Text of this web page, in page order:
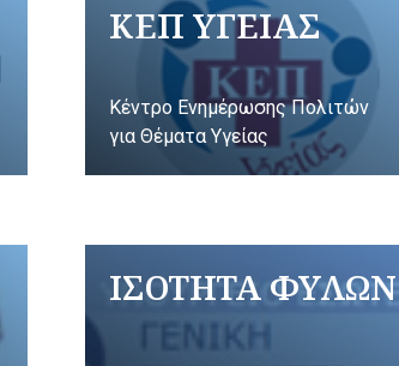
ΚΕΠ ΥΓΕΙΑΣ
Κέντρο Ενημέρωσης Πολιτών
για Θέματα Υγείας
ΙΣΟΤΗΤΑ ΦΥΛΩΝ